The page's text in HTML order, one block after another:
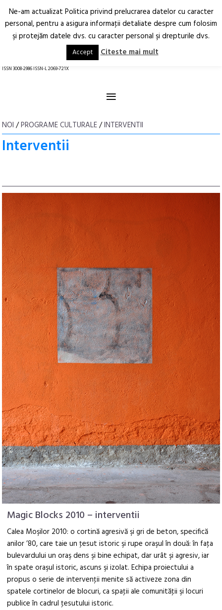
Arhitectură.
Oraș.
RO EN
ISSN 3008-2986 ISSN-L 2069-721X
≡
NOI /PROGRAME CULTURALE/INTERVENTII
Interventii
Magic Blocks 2010 – interventii
Calea Moşilor 2010: o cortină agresivă şi gri de beton, specifică
anilor ’80, care taie un ţesut istoric şi rupe oraşul în două: în faţa
bulevardului un oraş dens şi bine echipat, dar urât şi agresiv, iar
în spate oraşul istoric, ascuns şi izolat. Echipa proiectului a
propus o serie de intervenţii menite să activeze zona din
spatele cortinelor de blocuri, ca spaţii ale comunităţii şi locuri
publice în cadrul ţesutului istoric.
Ne-am actualizat Politica privind prelucrarea datelor cu caracter
personal, pentru a asigura informaţii detaliate despre cum folosim
şi protejăm datele dvs. cu caracter personal şi drepturile dvs.
Accept Citeste mai mult